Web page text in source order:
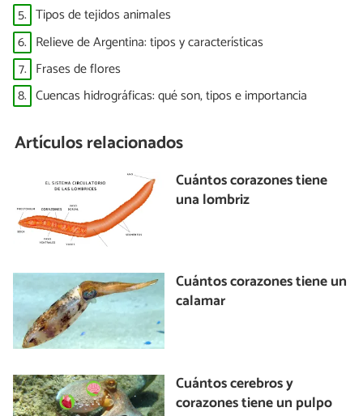
5. Tipos de tejidos animales
6. Relieve de Argentina: tipos y características
7. Frases de flores
8. Cuencas hidrográficas: qué son, tipos e importancia
Artículos relacionados
Cuántos corazones tiene
una lombriz
Cuántos corazones tiene un
calamar
Cuántos cerebros y
corazones tiene un pulpo